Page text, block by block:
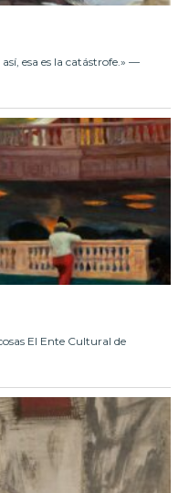
esa es la catástrofe.» —
El Ente Cultural de